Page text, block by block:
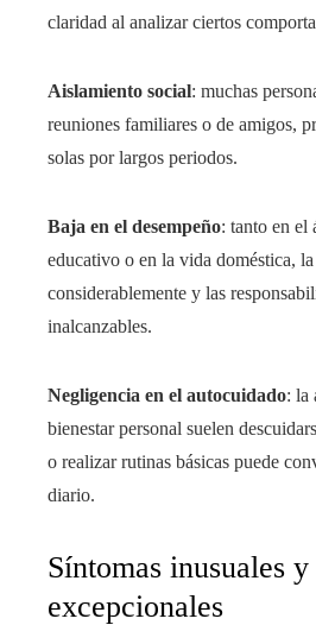
claridad al analizar ciertos
Aislamiento social: muchas
reuniones familiares o de amigos,
solas por largos periodos.
Baja en el desempeño: tanto en el
educativo o en la vida doméstica,
considerablemente y las
inalcanzables.
Negligencia en el autocuidado: la
bienestar personal suelen
o realizar rutinas básicas puede
diario.
Síntomas inusuales
excepcionales